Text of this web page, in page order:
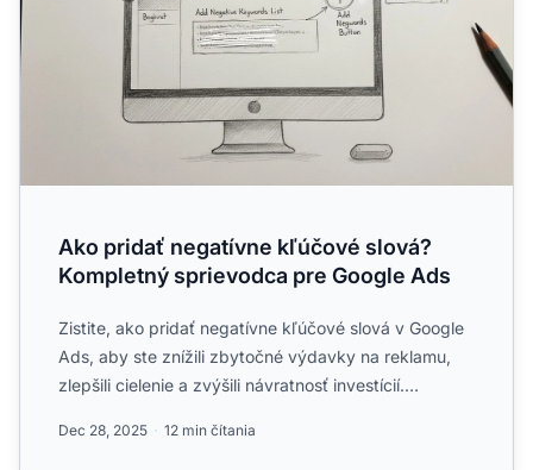
Ako pridať negatívne kľúčové slová?
Kompletný sprievodca pre Google Ads
Zistite, ako pridať negatívne kľúčové slová v Google
Ads, aby ste znížili zbytočné výdavky na reklamu,
zlepšili cielenie a zvýšili návratnosť investícií.
Dec 28, 2025 12 min čítania